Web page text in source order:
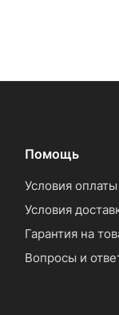
Помощь
Условия оплаты
Условия
Гарантия на
Вопросы и